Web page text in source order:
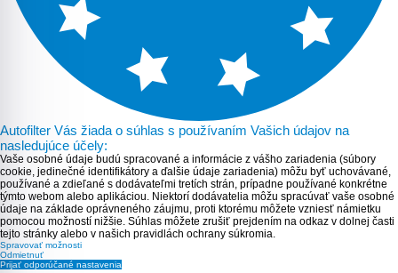
Autofilter Vás žiada o súhlas s používaním Vašich údajov na
nasledujúce účely:
Vaše osobné údaje budú spracované a informácie z vášho zariadenia (súbory
cookie, jedinečné identifikátory a ďalšie údaje zariadenia) môžu byť uchovávané,
používané a zdieľané s dodávateľmi tretích strán, prípadne používané konkrétne
týmto webom alebo aplikáciou. Niektorí dodávatelia môžu spracúvať vaše osobné
údaje na základe oprávneného záujmu, proti ktorému môžete vzniesť námietku
pomocou možností nižšie. Súhlas môžete zrušiť prejdením na odkaz v dolnej časti
tejto stránky alebo v našich pravidlách ochrany súkromia.
Spravovať možnosti
Odmietnuť
Prijať odporúčané nastavenia